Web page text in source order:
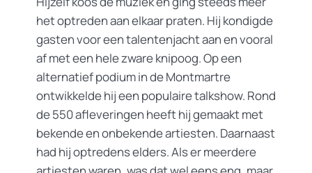
het optreden aan elkaar praten. Hij kondigde
gasten voor een talentenjacht aan en vooral
af met een hele zware knipoog. Op een
alternatief podium in de Montmartre
ontwikkelde hij een populaire talkshow. Rond
de 550 afleveringen heeft hij gemaakt met
bekende en onbekende artiesten. Daarnaast
had hij optredens elders. Als er meerdere